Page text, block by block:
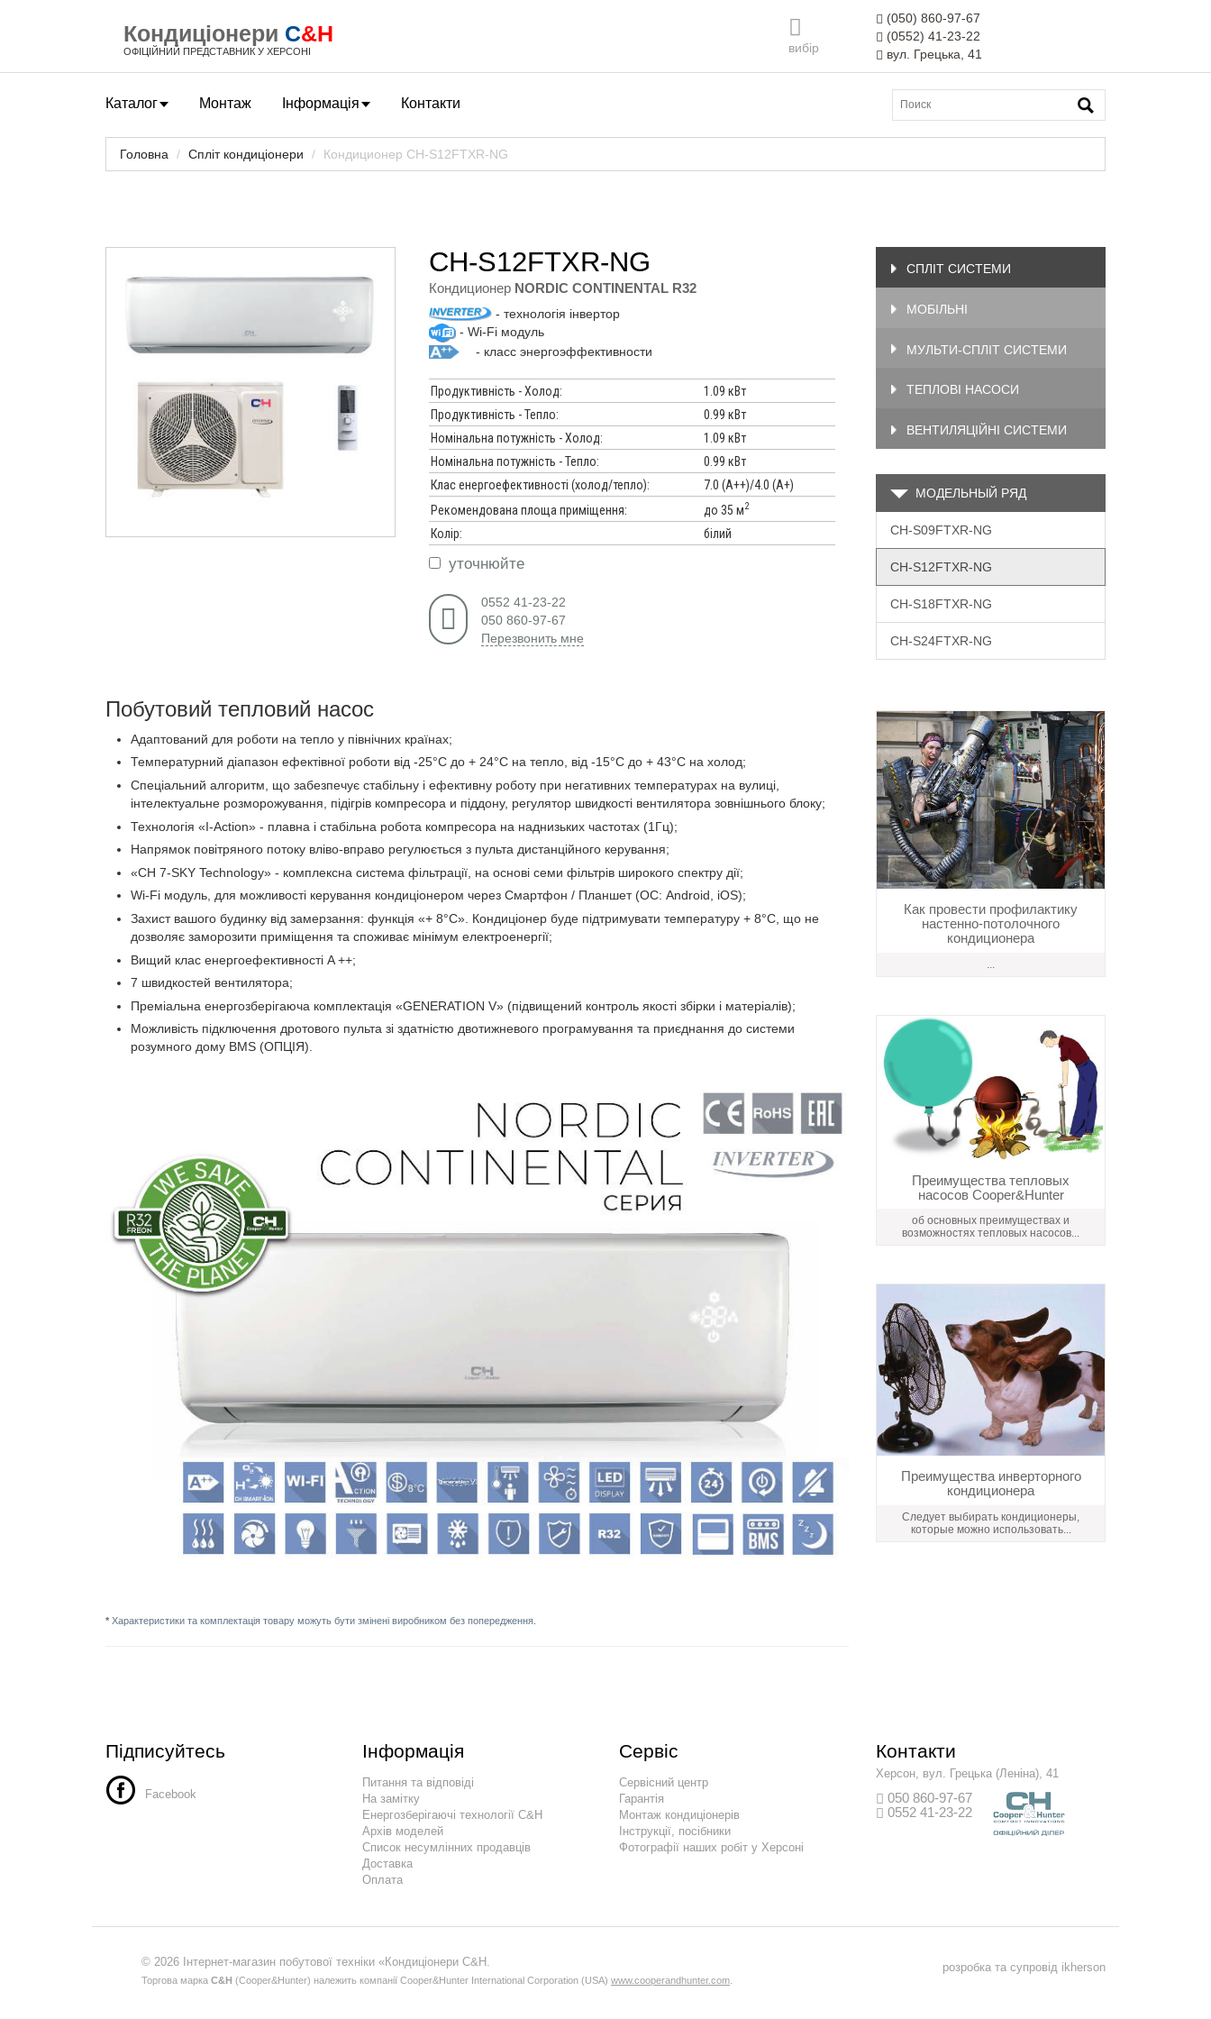
Кондиціонери C&H
ОФІЦІЙНИЙ ПРЕДСТАВНИК У ХЕРСОНІ вибір
(050) 860-97-67
(0552) 41-23-22
вул. Грецька, 41
Каталог Монтаж Інформація Контакти
Головна Спліт кондиціонери Кондиционер CH-S12FTXR-NG
CH-S12FTXR-NG
Кондиционер NORDIC CONTINENTAL R32
- технологія інвертор
- Wi-Fi модуль
- класс энергоэффективности
Продуктивність - Холод:
1.09 кВт
Продуктивність - Тепло:
0.99 кВт
Номінальна потужність - Холод:
1.09 кВт
Номінальна потужність - Тепло:
0.99 кВт
Клас енергоефективності (холод/тепло):
7.0 (А++)/4.0 (А+)
Рекомендована площа приміщення:
до 35 м2
Колір: білий
уточнюйте
0552 41-23-22
050 860-97-67
Перезвонить мне
Побутовий тепловий насос
Адаптований для роботи на тепло у північних країнах;
Температурний діапазон ефектівної роботи від -25°C до + 24°C на тепло, від -15°C до + 43°C на холод;
Спеціальний алгоритм, що забезпечує стабільну і ефективну роботу при негативних температурах на вулиці,
інтелектуальне розморожування, підігрів компресора и піддону, регулятор швидкості вентилятора зовнішнього блоку;
Технологія «I-Action» - плавна і стабільна робота компресора на наднизьких частотах (1Гц);
Напрямок повітряного потоку вліво-вправо регулюється з пульта дистанційного керування;
«CH 7-SKY Technology» - комплексна система фільтрації, на основі семи фільтрів широкого спектру дії;
Wi-Fi модуль, для можливості керування кондиціонером через Смартфон / Планшет (ОС: Android, iOS);
Захист вашого будинку від замерзання: функція «+ 8°С». Кондиціонер буде підтримувати температуру + 8°С, що не
дозволяє заморозити приміщення та споживає мінімум електроенергії;
Вищий клас енергоефективності A ++;
7 швидкостей вентилятора;
Преміальна енергозберігаюча комплектація «GENERATION V» (підвищений контроль якості збірки і матеріалів);
Можливість підключення дротового пульта зі здатністю двотижневого програмування та приєднання до системи
розумного дому BMS (ОПЦІЯ).
* Характеристики та комплектація товару можуть бути змінені виробником без попередження.
СПЛІТ СИСТЕМИ
МОБІЛЬНІ
МУЛЬТИ-СПЛІТ СИСТЕМИ
ТЕПЛОВІ НАСОСИ
ВЕНТИЛЯЦІЙНІ СИСТЕМИ
МОДЕЛЬНЫЙ РЯД
CH-S09FTXR-NG
CH-S12FTXR-NG
CH-S18FTXR-NG
CH-S24FTXR-NG
Как провести профилактику
настенно-потолочного
кондиционера
...
Преимущества тепловых
насосов Cooper&Hunter
об основных преимуществах и
возможностях тепловых насосов...
Преимущества инверторного
кондиционера
Следует выбирать кондиционеры,
которые можно использовать...
Підписуйтесь
Facebook
Інформація
Питання та відповіді
На замітку
Енергозберігаючі технології C&H
Архів моделей
Список несумлінних продавців
Доставка
Оплата
Сервіс
Сервісний центр
Гарантія
Монтаж кондиціонерів
Інструкції, посібники
Фотографії наших робіт у Херсоні
Контакти
Херсон, вул. Грецька (Леніна), 41
050 860-97-67
0552 41-23-22
© 2026 Інтернет-магазин побутової техніки «Кондиціонери C&H.
Торгова марка С&H (Сooper&Hunter) належить компанії Сooper&Hunter International Corporation (USA) www.cooperandhunter.com
розробка та супровід ikherson